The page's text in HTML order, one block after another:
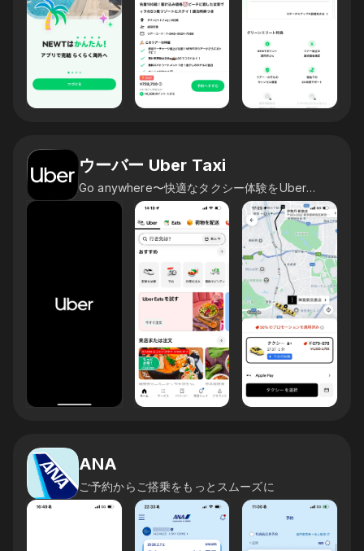
ウーバー Uber Taxi
Go anywhere〜快適なタクシー体験をUberアプリで
ANA
ご予約からご搭乗をもっとスムーズに